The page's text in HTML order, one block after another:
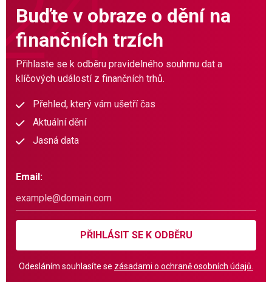
Buďte v obraze o dění na
finančních trzích
Přihlaste se k odběru pravidelného souhrnu dat a
klíčových událostí z finančních trhů.
Přehled, který vám ušetří čas
Aktuální dění
Jasná data
Email:
PŘIHLÁSIT SE K ODBĚRU
Odesláním souhlasíte se zásadami o ochraně osobních údajů.